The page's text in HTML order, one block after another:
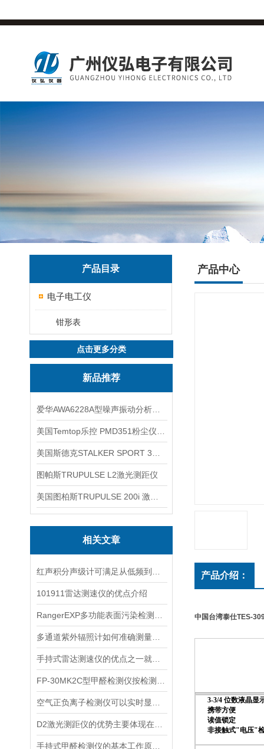
产品目录
电子电工仪
钳形表
点击更多分类
新品推荐
图帕斯TRUPULSE L2激光测距仪
相关文章
101911雷达测速仪的优点介绍
产品中心
产品介绍：
中国台湾泰仕TES-
3-3/4 位数液晶显
携带方便
读值锁定
非接触式"电压"